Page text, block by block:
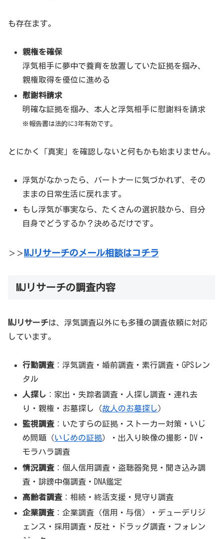
も存在ます。
親権を確保
浮気相手に夢中で養育を放置していた証拠を掴み、
親権取得を優位に進める
慰謝料請求
明確な証拠を掴み、本人と浮気相手に慰謝料を請求
※報告書は法的に3年有効です。
とにかく「真実」を確認しないと何もかも始まりません。
浮気がなかったら、パートナーに気づかれず、その
ままの日常生活に戻れます。
もし浮気が事実なら、たくさんの選択肢から、自分
自身でどうするか？決めるだけです。
＞＞ MJリサーチのメール相談はコチラ
MJリサーチの調査内容
MJリサーチは、浮気調査以外にも多種の調査依頼に対応
しています。
行動調査 ：浮気調査・婚前調査・素行調査・GPSレン
タル
人探し ：家出・失踪者調査・人探し調査・連れ去
り・親権・お墓探し（故人のお墓探し）
監視調査 ：いたすらの証拠・ストーカー対策・いじ
め問題（いじめの証拠）・出入り映像の撮影・DV・
モラハラ調査
情況調査 ：個人信用調査・盗聴器発見・聞き込み調
査・誹謗中傷調査・DNA鑑定
高齢者調査 ：相続・終活支援・見守り調査
企業調査 ：企業調査（信用・与信）・デューデリジ
ェンス・採用調査・反社・ドラッグ調査・フォレン